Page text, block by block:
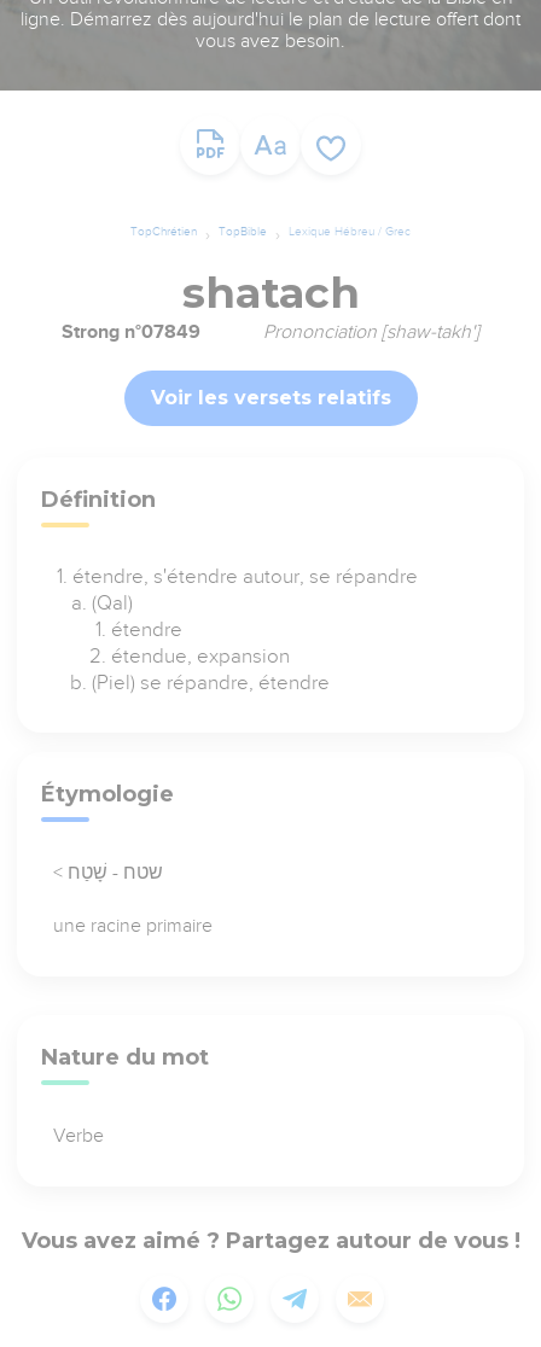
ligne. Démarrez dès aujourd'hui le plan de lecture offert dont
vous avez besoin.
TopChrétien TopBible Lexique Hébreu / Grec
shatach
Strong n°07849 Prononciation [shaw-takh']
Voir les versets relatifs
Définition
étendre, s'étendre autour, se répandre
(Qal)
étendre
étendue, expansion
(Piel) se répandre, étendre
Étymologie
< שטח - שָׁטַח
une racine primaire
Nature du mot
Verbe
Vous avez aimé ? Partagez autour de vous !